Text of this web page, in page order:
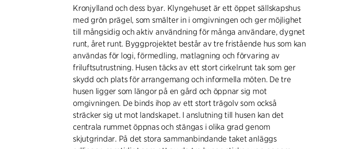
Kronjylland och dess byar. Klyngehuset är ett öppet sällskapshus
med grön prägel, som smälter in i omgivningen och ger möjlighet
till mångsidig och aktiv användning för många användare, dygnet
runt, året runt. Byggprojektet består av tre fristående hus som kan
användas för logi, förmedling, matlagning och förvaring av
friluftsutrustning. Husen täcks av ett stort cirkelrunt tak som ger
skydd och plats för arrangemang och informella möten. De tre
husen ligger som längor på en gård och öppnar sig mot
omgivningen. De binds ihop av ett stort trägolv som också
sträcker sig ut mot landskapet. I anslutning till husen kan det
centrala rummet öppnas och stängas i olika grad genom
skjutgrindar. På det stora sammanbindande taket anläggs